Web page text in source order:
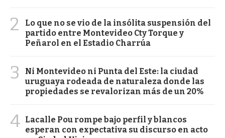
2
Lo que no se vio de la insólita suspensión del
partido entre Montevideo Cty Torque y
Peñarol en el Estadio Charrúa
3
Ni Montevideo ni Punta del Este: la ciudad
uruguaya rodeada de naturaleza donde las
propiedades se revalorizan más de un 20%
4 Lacalle Pou rompe bajo perfil y blancos
esperan con expectativa su discurso en acto